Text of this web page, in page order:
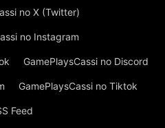
no X (Twitter)
no Instagram
GamePlaysCassi no Discord
GamePlaysCassi no Tiktok
Feed